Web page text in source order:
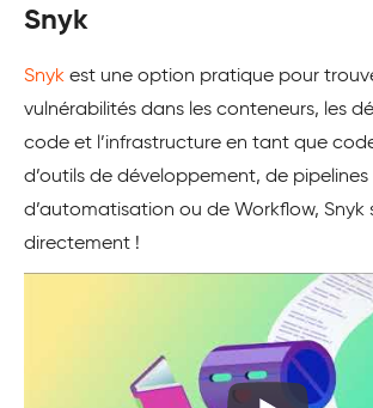
Snyk
Snyk est une option pratique pour
vulnérabilités dans les conteneurs, les
code et l’infrastructure en tant que code.
d’outils de développement, de pipelines
d’automatisation ou de Workflow, Snyk
directement !